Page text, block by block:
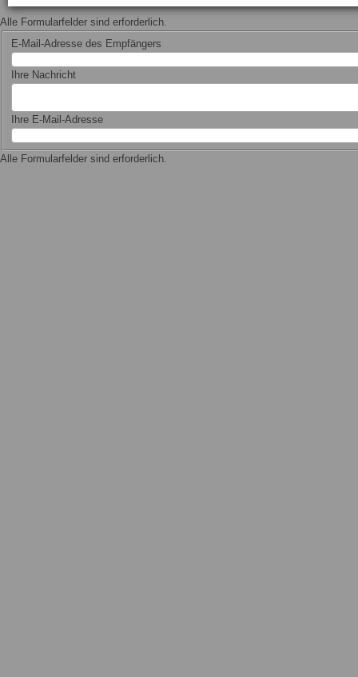
Alle Formularfelder sind erforderlich.
E-Mail-Adresse des Empfängers
Ihre Nachricht
Ihre E-Mail-Adresse
Alle Formularfelder sind erforderlich.